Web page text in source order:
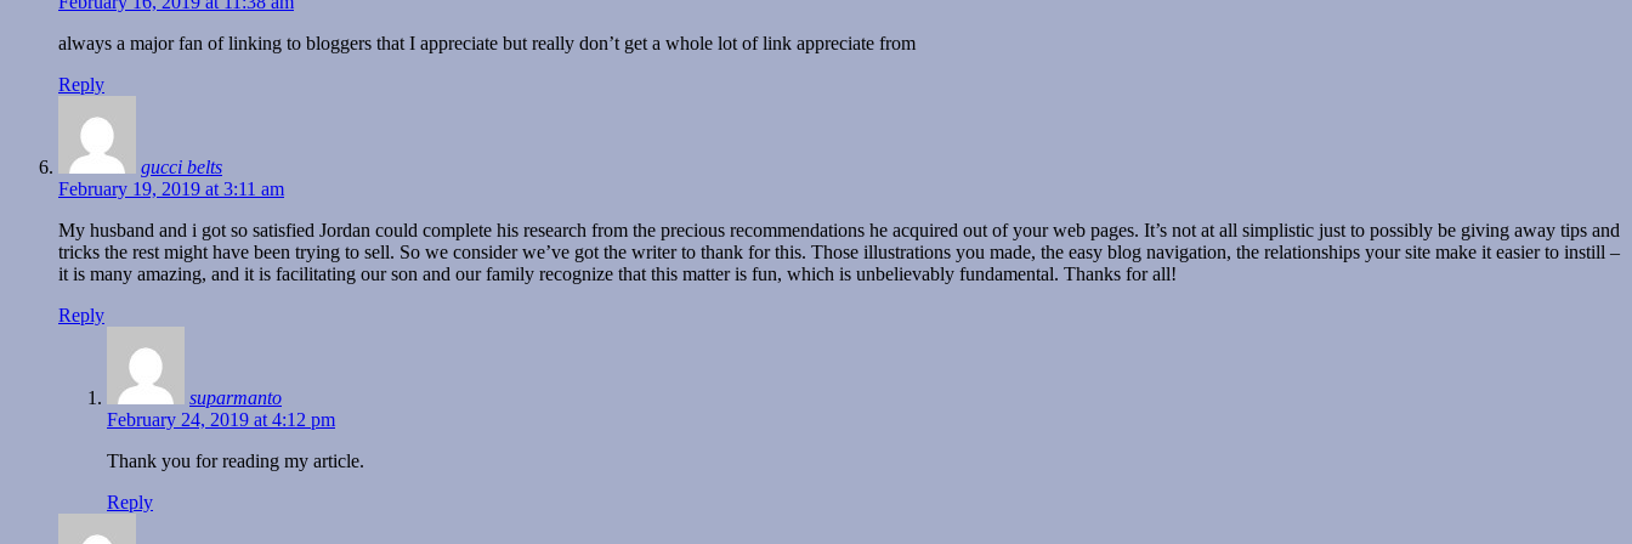
always a major fan of linking to bloggers that I appreciate but really don’t get a whole lot of link appreciate from
Reply
gucci belts
February 19, 2019 at 3:11 am
My husband and i got so satisfied Jordan could complete his research from the precious recommendations he acquired out of your web pages. It’s not at all simplistic just to possibly be giving away tips and
tricks the rest might have been trying to sell. So we consider we’ve got the writer to thank for this. Those illustrations you made, the easy blog navigation, the relationships your site make it easier to instill –
it is many amazing, and it is facilitating our son and our family recognize that this matter is fun, which is unbelievably fundamental. Thanks for all!
Reply
suparmanto
February 24, 2019 at 4:12 pm
Thank you for reading my article.
Reply